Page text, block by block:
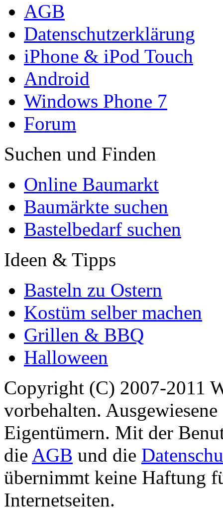
AGB
Datenschutzerklärung
iPhone & iPod Touch
Android
Windows Phone 7
Forum
Suchen und Finden
Online Baumarkt
Baumärkte suchen
Bastelbedarf suchen
Ideen & Tipps
Basteln zu Ostern
Kostüm selber machen
Grillen & BBQ
Halloween
Copyright (C) 2007-2011
vorbehalten.
Eigentümern. Mit der
die AGB und die
übernimmt keine Haftung
Internetseiten.